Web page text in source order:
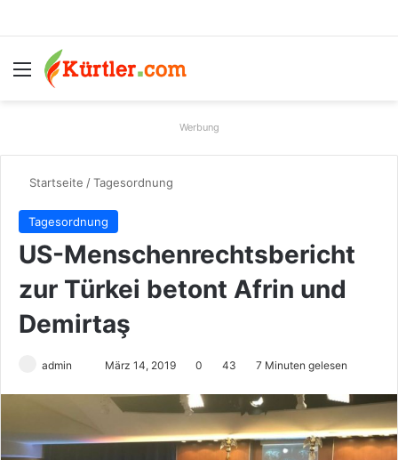
Menü
Werbung
Startseite /Tagesordnung
Tagesordnung
US-Menschenrechtsbericht
zur Türkei betont Afrin und
Demirtaş
admin März 14, 2019 0 43 7 Minuten gelesen